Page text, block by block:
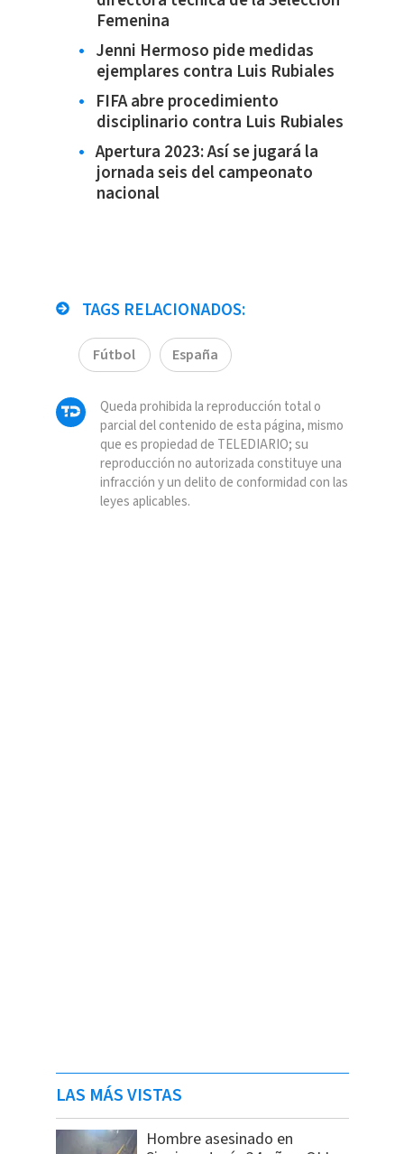
Femenina
Jenni Hermoso pide medidas
ejemplares contra Luis Rubiales
FIFA abre procedimiento
disciplinario contra Luis Rubiales
Apertura 2023: Así se jugará la
jornada seis del campeonato
nacional
TAGS RELACIONADOS:
Fútbol España
Queda prohibida la reproducción total o
parcial del contenido de esta página, mismo
que es propiedad de TELEDIARIO; su
reproducción no autorizada constituye una
infracción y un delito de conformidad con las
leyes aplicables.
LAS MÁS VISTAS
Hombre asesinado en